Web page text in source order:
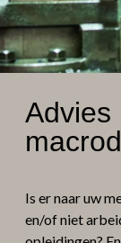
Advies
Is er naar uw
en/of niet